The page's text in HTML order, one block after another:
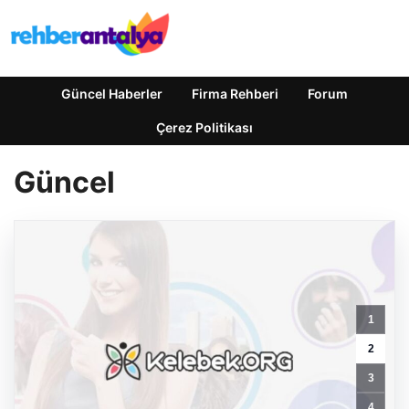
Güncel Haberler Firma Rehberi Forum
Çerez Politikası
Güncel
1
2
3
Otomotiv